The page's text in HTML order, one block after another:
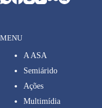
MENU
A ASA
Semiárido
Ações
Multimídia